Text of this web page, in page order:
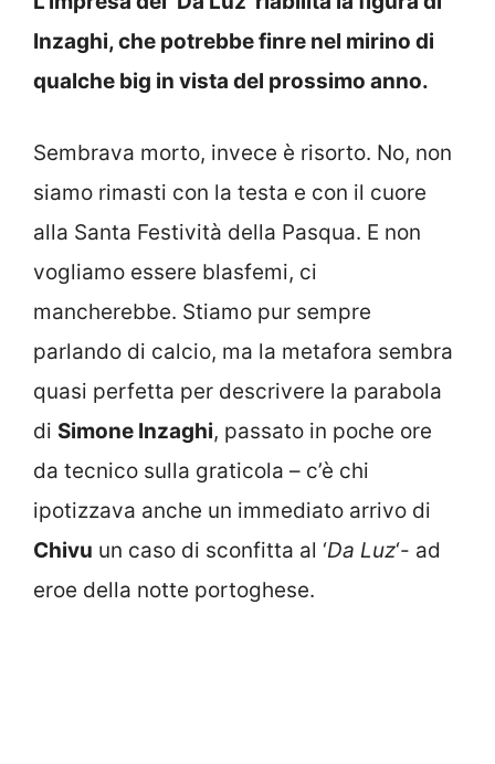
Inzaghi, che potrebbe finre nel mirino di
qualche big in vista del prossimo anno.
Sembrava morto, invece è risorto. No, non
siamo rimasti con la testa e con il cuore
alla Santa Festività della Pasqua. E non
vogliamo essere blasfemi, ci
mancherebbe. Stiamo pur sempre
parlando di calcio, ma la metafora sembra
quasi perfetta per descrivere la parabola
di Simone Inzaghi, passato in poche ore
da tecnico sulla graticola – c’è chi
ipotizzava anche un immediato arrivo di
Chivu un caso di sconfitta al ‘Da Luz‘- ad
eroe della notte portoghese.